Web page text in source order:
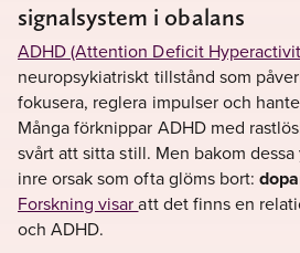
signalsystem i obalans
ADHD (Attention Deficit
neuropsykiatriskt tillstånd som
fokusera, reglera impulser och
Många förknippar ADHD med
svårt att sitta still. Men bakom
inre orsak som ofta glöms bort:
Forskning visaratt det finns en
och ADHD.